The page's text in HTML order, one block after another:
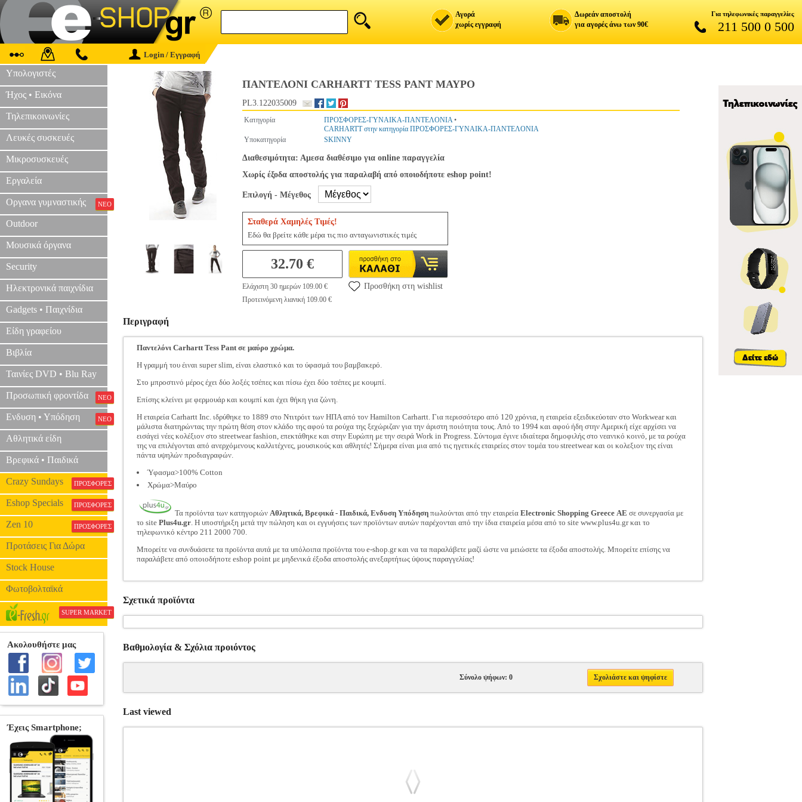
Αγορά
χωρίς εγγραφή
Δωρεάν αποστολή
για αγορές άνω των 90€
Για τηλεφωνικές παραγγελίες
211 500 0 500
Login / Εγγραφή
Υπολογιστές
Ήχος • Εικόνα
Τηλεπικοινωνίες
Λευκές συσκευές
Μικροσυσκευές
Εργαλεία
Οργανα γυμναστικής ΝΕΟ
Outdoor
Μουσικά όργανα
Security
Ηλεκτρονικά παιχνίδια
Gadgets • Παιχνίδια
Είδη γραφείου
Βιβλία
Ταινίες DVD • Blu Ray
Προσωπική φροντίδα ΝΕΟ
Ενδυση • Υπόδηση ΝΕΟ
Αθλητικά είδη
Βρεφικά • Παιδικά
Crazy Sundays ΠΡΟΣΦΟΡΕΣ
Eshop Specials ΠΡΟΣΦΟΡΕΣ
Zen 10 ΠΡΟΣΦΟΡΕΣ
Προτάσεις Για Δώρα
Stock House
Φωτοβολταϊκά
SUPER MARKET
ΠΑΝΤΕΛΟΝΙ CARHARTT TESS PANT ΜΑΥΡΟ
PL3.122035009
Κατηγορία ΠΡΟΣΦΟΡΕΣ-ΓΥΝΑΙΚΑ-ΠΑΝΤΕΛΟΝΙΑ•
CARHARTT στην κατηγορία ΠΡΟΣΦΟΡΕΣ-ΓΥΝΑΙΚΑ-ΠΑΝΤΕΛΟΝΙΑ
Υποκατηγορία
SKINNY
Διαθεσιμότητα: Αμεσα διαθέσιμο για online παραγγελία
Χωρίς έξοδα αποστολής για παραλαβή από οποιοδήποτε eshop point!
Επιλογή - Μέγεθος
Σταθερά Χαμηλές Τιμές!
Εδώ θα βρείτε κάθε μέρα τις πιο ανταγωνιστικές τιμές
32.70 €
Ελάχιστη 30 ημερών 109.00 €
Προτεινόμενη λιανική 109.00 €
Προσθήκη στη wishlist
Περιγραφή
Παντελόνι Carhartt Tess Pant σε μαύρο χρώμα.
Η γραμμή του έιναι super slim, είναι ελαστικό και το ύφασμά του βαμβακερό.
Στο μπροστινό μέρος έχει δύο λοξές τσέπες και πίσω έχει δύο τσέπες με κουμπί.
Επίσης κλείνει με φερμουάρ και κουμπί και έχει θήκη για ζώνη.
Η εταιρεία Carhartt Inc. ιδρύθηκε το 1889 στο Ντιτρόιτ των ΗΠΑ από τον Hamilton Carhartt. Για περισσότερο από 120 χρόνια, η εταιρεία εξειδικεύοταν στο Workwear και
μάλιστα διατηρώντας την πρώτη θέση στον κλάδο της αφού τα ρούχα της ξεχώριζαν για την άριστη ποιότητα τους. Από το 1994 και αφού ήδη στην Αμερική είχε αρχίσει να
εισάγεi νέες κολέξιον στο streetwear fashion, επεκτάθηκε και στην Ευρώπη με την σειρά Work in Progress. Σύντομα έγινε ιδιαίτερα δημοφιλής στο νεανικό κοινό, με τα ρούχα
της να επιλέγονται από ανερχόμενους καλλιτέχνες, μουσικούς και αθλητές! Σήμερα είναι μια από τις ηγετικές εταιρείες στον τομέα του streetwear και οι κολεξιον της είναι
πάντα υψηλών προδιαγραφών.
Ύφασμα>100% Cotton
Χρώμα>Μαύρο
Τα προϊόντα των κατηγοριών Αθλητικά, Βρεφικά - Παιδικά, Ενδυση Υπόδηση πωλούνται από την εταιρεία Electronic Shopping Greece ΑΕ σε συνεργασία με
το site Plus4u.gr. Η υποστήριξη μετά την πώληση και οι εγγυήσεις των προϊόντων αυτών παρέχονται από την ίδια εταιρεία μέσα από το site www.plus4u.gr και το
τηλεφωνικό κέντρο 211 2000 700.
Μπορείτε να συνδυάσετε τα προϊόντα αυτά με τα υπόλοιπα προϊόντα του e-shop.gr και να τα παραλάβετε μαζί ώστε να μειώσετε τα έξοδα αποστολής. Μπορείτε επίσης να
παραλάβετε από οποιοδήποτε eshop point με μηδενικά έξοδα αποστολής ανεξαρτήτως ύψους παραγγελίας!
Σχετικά προϊόντα
Βαθμολογία & Σχόλια προιόντος
Σύνολο ψήφων: 0 Σχολιάστε και ψηφίστε
Last viewed